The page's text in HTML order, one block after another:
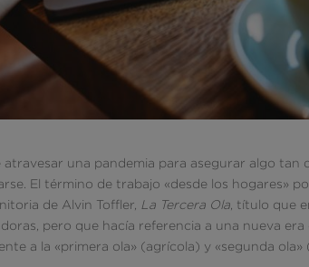
una pandemia para asegurar algo tan
El término de trabajo «desde los hogares»
de Alvin Toffler, La Tercera Ola , título que
pero que hacía referencia a una nueva
a la «primera ola» (agrícola) y «segunda ola»